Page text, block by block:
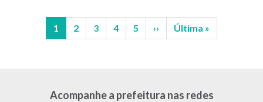
Paginação
Página
atual
1 Página
2 Página
3 Página
4 Página
5
Próxima
página
››
Última
página
Última »
Acompanhe a prefeitura nas redes